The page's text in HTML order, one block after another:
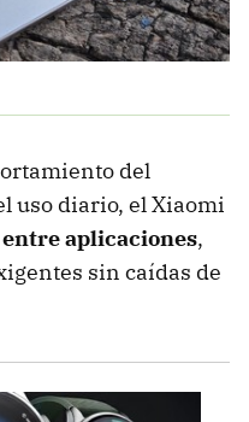
del
uso diario, el Xiaomi
aplicaciones,
sin caídas de